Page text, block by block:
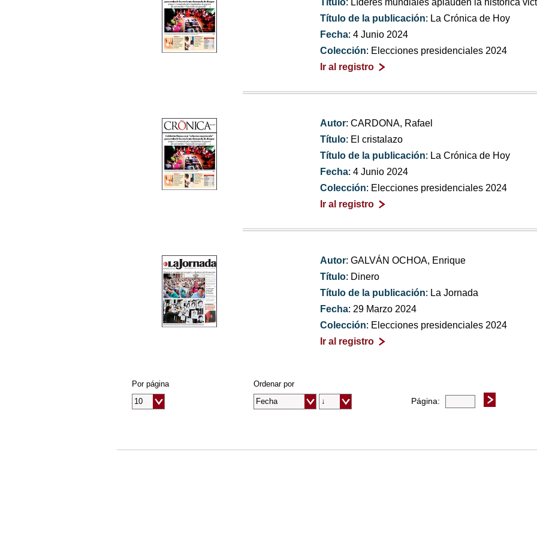
Título: Líderes mundiales aplauden la histórica
Título de la publicación: La Crónica de Hoy
Fecha: 4 Junio 2024
Colección: Elecciones presidenciales 2024
Ir al registro
Autor: CARDONA, Rafael
Título: El cristalazo
Título de la publicación: La Crónica de Hoy
Fecha: 4 Junio 2024
Colección: Elecciones presidenciales 2024
Ir al registro
Autor: GALVÁN OCHOA, Enrique
Título: Dinero
Título de la publicación: La Jornada
Fecha: 29 Marzo 2024
Colección: Elecciones presidenciales 2024
Ir al registro
Ordenar por
Por página
Página: